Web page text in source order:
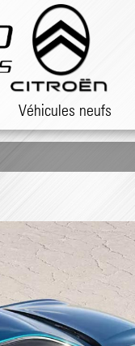
Véhicules neufs